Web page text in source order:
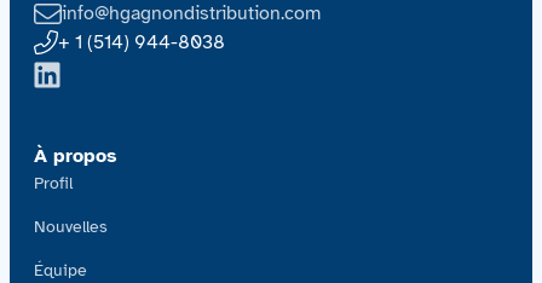
info@hgagnondistribution.com
+ 1 (514) 944-8038
À propos
Profil
Nouvelles
Équipe